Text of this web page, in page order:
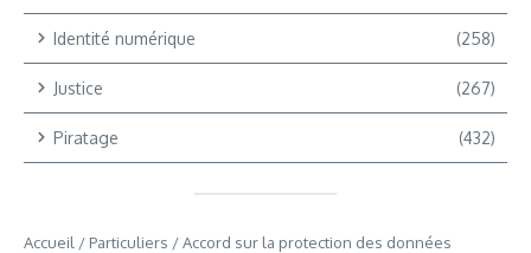
Identité numérique (258)
Justice (267)
Piratage (432)
Accueil / Particuliers /Accord sur la protection des données